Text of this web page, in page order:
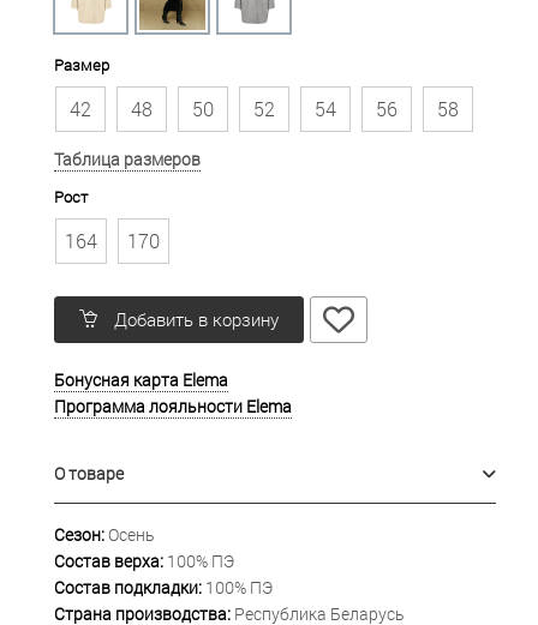
Размер
42 48 50 52 54 56 58
Таблица размеров
Рост
164 170
Добавить в корзину
Бонусная карта Elema
Программа лояльности Elema
О товаре
Сезон:Осень
Состав верха: 100% ПЭ
Состав подкладки: 100% ПЭ
Страна производства: Республика Беларусь